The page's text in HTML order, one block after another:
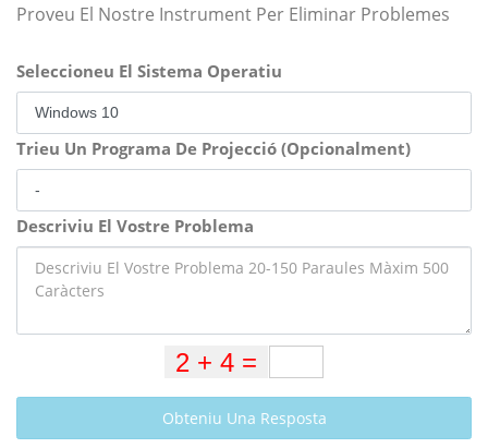
Proveu El Nostre Instrument Per Eliminar Problemes
Seleccioneu El Sistema Operatiu
Trieu Un Programa De Projecció (Opcionalment)
Descriviu El Vostre Problema
Obteniu Una Resposta